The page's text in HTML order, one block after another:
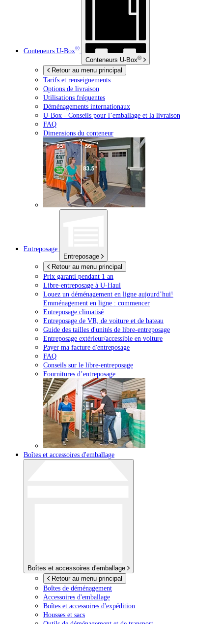
Conteneurs U-Box®
Conteneurs U-Box®
Retour au menu principal
Tarifs et renseignements
Options de livraison
Utilisations fréquentes
Déménagements internationaux
U-Box - Conseils pour l’emballage et la livraison
FAQ
Dimensions du conteneur
Entreposage
Entreposage
Retour au menu principal
Prix garanti pendant 1 an
Libre-entreposage à U-Haul
Louez un déménagement en ligne aujourd’hui!
Emménagement en ligne : commencer
Entreposage climatisé
Entreposage de VR, de voiture et de bateau
Guide des tailles d'unités de libre-entreposage
Entreposage extérieur/accessible en voiture
Payer ma facture d'entreposage
FAQ
Conseils sur le libre-entreposage
Fournitures d’entreposage
Boîtes et accessoires d'emballage
Boîtes et accessoires d'emballage
Retour au menu principal
Boîtes de déménagement
Accessoires d'emballage
Boîtes et accessoires d'expédition
Housses et sacs